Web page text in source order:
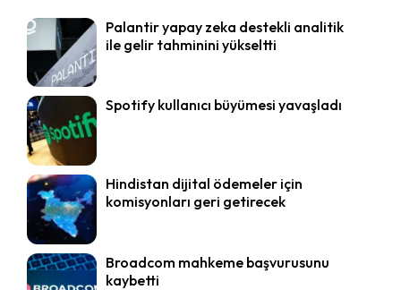
Palantir yapay zeka destekli analitik
ile gelir tahminini yükseltti
Spotify kullanıcı büyümesi yavaşladı
Hindistan dijital ödemeler için
komisyonları geri getirecek
Broadcom mahkeme başvurusunu
kaybetti